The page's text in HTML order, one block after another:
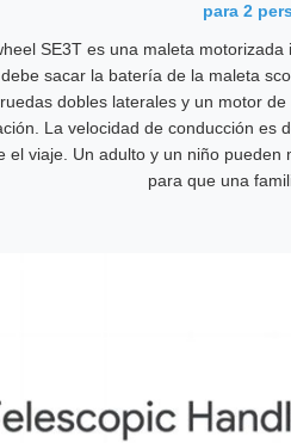
para 2
SE3T es una maleta
sacar la batería de la maleta
dobles laterales y un motor
La velocidad de conducción es
el viaje. Un adulto y un niño pueden
para que una